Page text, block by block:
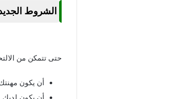
الشروط
حتى تتمكن من
أن يكون
أن يكون لديك